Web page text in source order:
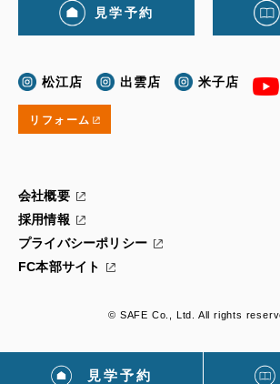
見学予約
見学予約
松江店 出雲店 米子店
リフォーム
会社概要
採用情報
プライバシーポリシー
FC本部サイト
© SAFE Co., Ltd. All rights